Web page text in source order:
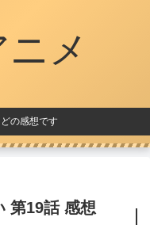
メ
の感想です
第19話 感想